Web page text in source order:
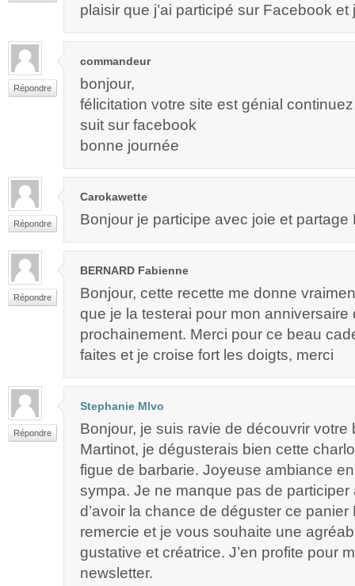
plaisir que j’ai participé sur Facebook
Répondre
commandeur
bonjour,
félicitation votre site est génial
suit sur facebook
bonne journée
Répondre
Carokawette
Bonjour je participe avec joie et partage
Répondre
BERNARD Fabienne
Bonjour, cette recette me donne
que je la testerai pour mon anniversaire
prochainement. Merci pour ce beau
faites et je croise fort les doigts, merci
Répondre
Stephanie Mlvo
Bonjour, je suis ravie de découvrir votre
Martinot, je dégusterais bien cette
figue de barbarie. Joyeuse ambiance en
sympa. Je ne manque pas de participer
d’avoir la chance de déguster ce
remercie et je vous souhaite une
gustative et créatrice. J’en profite pour
newsletter.